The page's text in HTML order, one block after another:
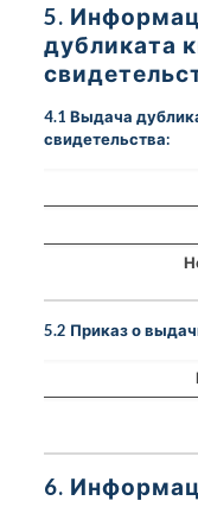
5.
дубликата
4.1 Выдача
свидетельства:
5.2 Приказ о
6.